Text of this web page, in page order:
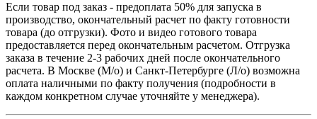
Если товар под заказ - предоплата 50% для запуска в
производство, окончательный расчет по факту готовности
товара (до отгрузки). Фото и видео готового товара
предоставляется перед окончательным расчетом. Отгрузка
заказа в течение 2-3 рабочих дней после окончательного
расчета. В Москве (М/о) и Санкт-Петербурге (Л/о) возможна
оплата наличными по факту получения (подробности в
каждом конкретном случае уточняйте у менеджера).